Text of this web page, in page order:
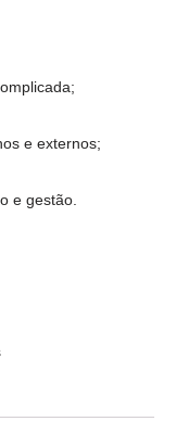
e externos;
e gestão.